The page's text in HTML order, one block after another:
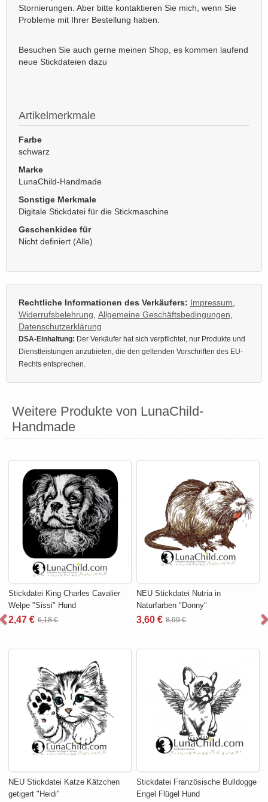
Stornierungen. Aber bitte kontaktieren Sie mich, wenn Sie
Probleme mit Ihrer Bestellung haben.
Besuchen Sie auch gerne meinen Shop, es kommen laufend
neue Stickdateien dazu
Artikelmerkmale
Farbe
schwarz
Marke
LunaChild-Handmade
Sonstige Merkmale
Digitale Stickdatei für die Stickmaschine
Geschenkidee für
Nicht definiert (Alle)
Rechtliche Informationen des Verkäufers: Impressum,
Widerrufsbelehrung, Allgemeine Geschäftsbedingungen,
Datenschutzerklärung
DSA-Einhaltung: Der Verkäufer hat sich verpflichtet, nur Produkte und
Dienstleistungen anzubieten, die den geltenden Vorschriften des EU-
Rechts entsprechen.
Weitere Produkte von LunaChild-
Handmade
Stickdatei King Charles Cavalier
Welpe "Sissi" Hund
2,47 € 6,18 €
NEU Stickdatei Nutria in
Naturfarben "Donny"
3,60 € 8,99 €
NEU Stickdatei Katze Kätzchen
getigert "Heidi"
Stickdatei Französische Bulldogge
Engel Flügel Hund